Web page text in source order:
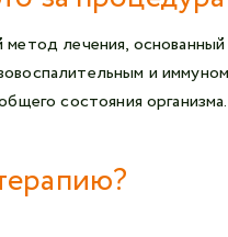
лечения,
и
состояния организма.